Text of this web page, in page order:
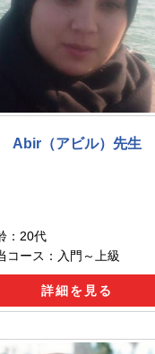
Abir（アビル）先生
：20代
コース：入門～上級
詳細を見る